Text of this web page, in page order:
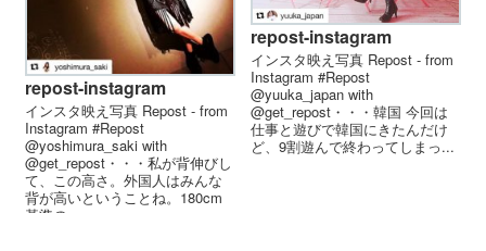
repost-instagram
インスタ映え写真 Repost - from
Instagram #Repost
@yoshimura_saki with
@get_repost・・・私が背伸びし
て、この高さ。外国人はみんな
背が高いということね。180cm
基準の...
repost-instagram
インスタ映え写真 Repost - from
Instagram #Repost
@yuuka_japan with
@get_repost・・・韓国️ 今回は
仕事と遊びで韓国にきたんだけ
ど、9割遊んで終わってしまっ...